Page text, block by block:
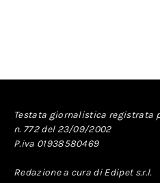
Testata giornalistica registrata
n. 772 del 23/09/2002
P.iva 01938580469
Redazione a cura di Edipet s.r.l.